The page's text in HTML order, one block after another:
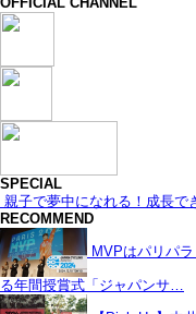
SPECIAL
親子で夢中になれる！成長で
RECOMMEND
MVPはパリパ
る年間授賞式「ジャパンサ…